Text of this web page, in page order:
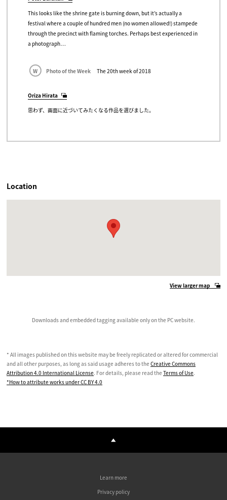
This looks like the shrine gate is burning down, but it’s actually a
festival where a couple of hundred men (no women allowed!) stampede
through the precinct with flaming torches. Perhaps best experienced in
a photograph…
W Photo of the Week The 20th week of 2018
Oriza Hirata
思わず、画面に近づいてみたくなる作品を選びました。
Location
View larger map
Downloads and embedded tagging available only on the PC website.
* All images published on this website may be freely replicated or altered for commercial
and all other purposes, as long as said usage adheres to the Creative Commons
Attribution 4.0 International License. For details, please read the Terms of Use.
*How to attribute works under CC BY 4.0
Learn more
Privacy policy